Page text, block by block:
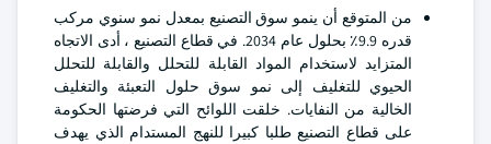
من المتوقع أن ينمو سوق التصنيع بمعدل نمو سنوي مركب
قدره 9.9٪ بحلول عام 2034. في قطاع التصنيع ، أدى الاتجاه
المتزايد لاستخدام المواد القابلة للتحلل والقابلة للتحلل
الحيوي للتغليف إلى نمو سوق حلول التعبئة والتغليف
الخالية من النفايات. خلقت اللوائح التي فرضتها الحكومة
على قطاع التصنيع طلبا كبيرا للنهج المستدام الذي يهدف